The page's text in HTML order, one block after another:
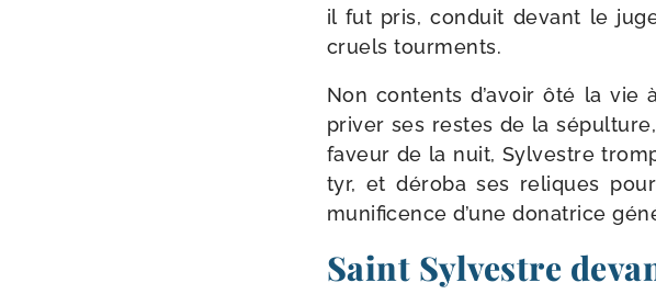
il fut pris, conduit devant le
cruels tourments.
Non contents d’avoir ôté la
pri­ver ses restes de la
faveur de la nuit, Sylvestre
tyr, et déro­ba ses reliques
muni­fi­cence d’une dona­trice
Saint Sylvestre